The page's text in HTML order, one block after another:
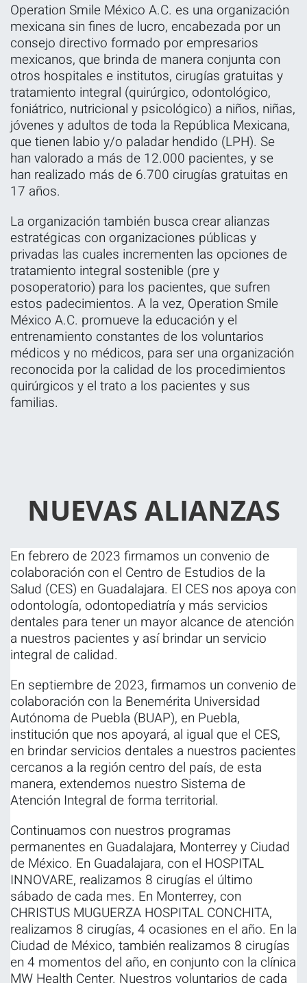
Operation Smile México A.C. es una organización
mexicana sin fines de lucro, encabezada por un
consejo directivo formado por empresarios
mexicanos, que brinda de manera conjunta con
otros hospitales e institutos, cirugías gratuitas y
tratamiento integral (quirúrgico, odontológico,
foniátrico, nutricional y psicológico) a niños, niñas,
jóvenes y adultos de toda la República Mexicana,
que tienen labio y/o paladar hendido (LPH). Se
han valorado a más de 12.000 pacientes, y se
han realizado más de 6.700 cirugías gratuitas en
17 años.
La organización también busca crear alianzas
estratégicas con organizaciones públicas y
privadas las cuales incrementen las opciones de
tratamiento integral sostenible (pre y
posoperatorio) para los pacientes, que sufren
estos padecimientos. A la vez, Operation Smile
México A.C. promueve la educación y el
entrenamiento constantes de los voluntarios
médicos y no médicos, para ser una organización
reconocida por la calidad de los procedimientos
quirúrgicos y el trato a los pacientes y sus
familias.
NUEVAS ALIANZAS
En febrero de 2023 firmamos un convenio de
colaboración con el Centro de Estudios de la
Salud (CES) en Guadalajara. El CES nos apoya con
odontología, odontopediatría y más servicios
dentales para tener un mayor alcance de atención
a nuestros pacientes y así brindar un servicio
integral de calidad.
En septiembre de 2023, firmamos un convenio de
colaboración con la Benemérita Universidad
Autónoma de Puebla (BUAP), en Puebla,
institución que nos apoyará, al igual que el CES,
en brindar servicios dentales a nuestros pacientes
cercanos a la región centro del país, de esta
manera, extendemos nuestro Sistema de
Atención Integral de forma territorial.
Continuamos con nuestros programas
permanentes en Guadalajara, Monterrey y Ciudad
de México. En Guadalajara, con el HOSPITAL
INNOVARE, realizamos 8 cirugías el último
sábado de cada mes. En Monterrey, con
CHRISTUS MUGUERZA HOSPITAL CONCHITA,
realizamos 8 cirugías, 4 ocasiones en el año. En la
Ciudad de México, también realizamos 8 cirugías
en 4 momentos del año, en conjunto con la clínica